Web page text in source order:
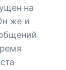
на
же и